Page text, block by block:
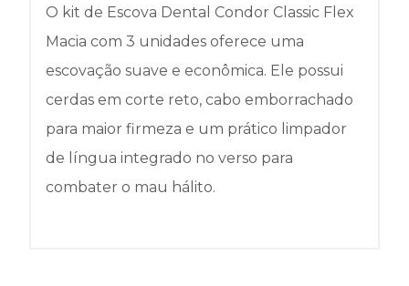
O kit de Escova Dental Condor Classic Flex
Macia com 3 unidades oferece uma
escovação suave e econômica. Ele possui
cerdas em corte reto, cabo emborrachado
para maior firmeza e um prático limpador
de língua integrado no verso para
combater o mau hálito.